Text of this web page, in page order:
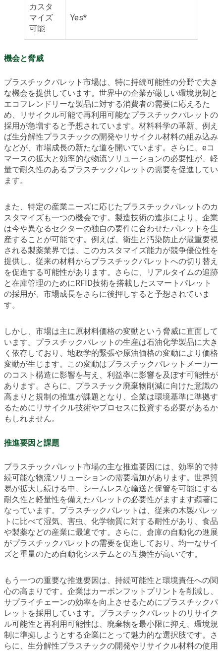
カスタ
マイズ
可能
Yes*
機会と脅威
プラスチックパレット市場は、特に持続可能性の分野で大き
な機会を提供しています。世界中の企業が厳しい環境規制と
エコフレンドリーな製品に対する消費者の需要に応えるた
め、リサイクル可能で再利用可能なプラスチックパレットの
採用が急増すると予想されています。材料科学の革新、例え
ば生分解性プラスチックの開発やリサイクル材料の組み込み
などが、市場成長の新たな道を開いています。さらに、eコ
マースの拡大と効率的な物流ソリューションの必要性が、軽
量で耐久性のあるプラスチックパレットの需要を促進してい
ます。
また、特定の産業ニーズに応じたプラスチックパレットのカ
スタマイズも一つの機会です。製造技術の進歩により、企業
は今や異なるセクターの独自の要件に合わせたパレットを生
産することが可能です。例えば、衛生と汚染防止が最重要視
される製薬業界では、このカスタマイズ能力が競争優位性を
提供し、従来の材料からプラスチックパレットへの切り替え
を促進する可能性があります。さらに、リアルタイムの追跡
と在庫管理のためにRFID技術を搭載したスマートパレット
の採用が、市場成長をさらに後押しすると予想されていま
す。
しかし、市場は主に原材料価格の変動という脅威に直面して
います。プラスチックパレットの生産は石油化学製品に大き
く依存しており、地政学的緊張や原油価格の変動により価格
変動が生じます。この変動はプラスチックパレットメーカー
のコスト構造に影響を与え、利益率に影響を及ぼす可能性が
あります。さらに、プラスチック廃棄物削減に向けた意識の
高まりと規制の推進が課題となり、企業は環境基準に準拠す
るためにリサイクル技術やプロセスに投資する必要があるか
もしれません。
推進要因と課題
プラスチックパレット市場の主な推進要因には、効率的で持
続可能な物流ソリューションの需要増加があります。世界貿
易が拡大し続ける中、シームレスな輸送と保管を可能にする
耐久性と軽量性を備えたパレットの必要性がますます顕著に
なっています。プラスチックパレットは、従来の木製パレッ
トに比べて湿気、害虫、化学物質に対する耐性があり、食品
や製薬などの産業に最適です。さらに、倉庫の自動化の進展
がプラスチックパレットの需要を促進しており、均一なサイ
ズと重量のため自動化システムとの互換性が高いです。
もう一つの重要な推進要因は、持続可能性と環境責任への関
心の高まりです。企業はカーボンフットプリントを削減し、
サプライチェーンの効率を向上させるためにプラスチックパ
レットを採用しています。プラスチックパレットのリサイク
ル可能性と再利用可能性は、廃棄物を最小限に抑え、環境規
制に準拠しようとする企業にとって魅力的な選択肢です。さ
らに、生分解性プラスチックの開発やリサイクル材料の使用